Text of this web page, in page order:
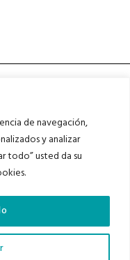
de navegación,
y analizar
todo” usted da su
por